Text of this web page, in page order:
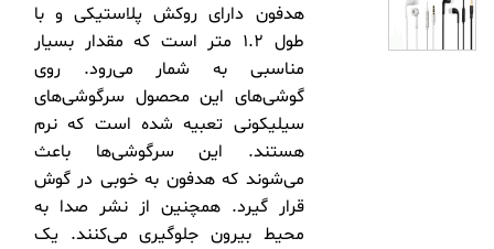
هدفون دارای روکش پلاستیکی و با
طول 1.2 متر است که مقدار بسیار
مناسبی به شمار می‌رود. روی
گوشی‌های این محصول سرگوشی‌های
سیلیکونی تعبیه شده است که نرم
هستند. این سرگوشی‌ها باعث
می‌شوند که هدفون به خوبی در گوش
قرار گیرد. همچنین از نشر صدا به
محیط بیرون جلوگیری می‌کنند. یک